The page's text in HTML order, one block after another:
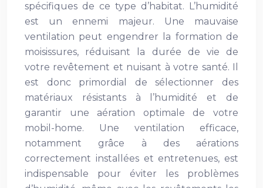
spécifiques de ce type d’habitat. L’humidité
est un ennemi majeur. Une mauvaise
ventilation peut engendrer la formation de
moisissures, réduisant la durée de vie de
votre revêtement et nuisant à votre santé. Il
est donc primordial de sélectionner des
matériaux résistants à l’humidité et de
garantir une aération optimale de votre
mobil-home. Une ventilation efficace,
notamment grâce à des aérations
correctement installées et entretenues, est
indispensable pour éviter les problèmes